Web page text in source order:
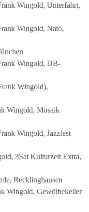
Wingold, Unterfahrt,
Wingold, Nato,
Wingold, DB-
Wingold),
Wingold, Mosaik
Wingold, Jazzfest
3Sat Kulturzeit Extra,
Recklinghausen
Wingold, Gewölbekeller